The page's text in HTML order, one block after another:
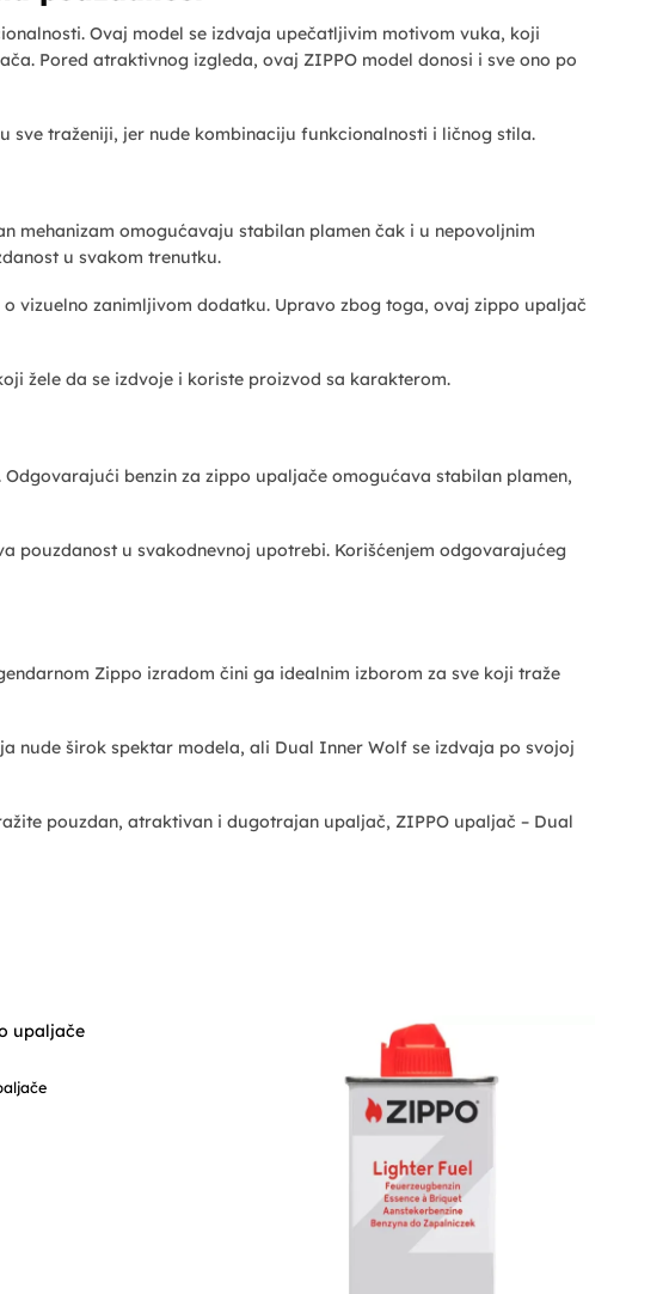
Ovaj model se izdvaja upečatljivim motivom vuka, koji
Pored atraktivnog izgleda, ovaj ZIPPO model donosi i sve ono po
traženiji, jer nude kombinaciju funkcionalnosti i ličnog stila.
mehanizam omogućavaju stabilan plamen čak i u nepovoljnim
u svakom trenutku.
vizuelno zanimljivom dodatku. Upravo zbog toga, ovaj zippo upaljač
žele da se izdvoje i koriste proizvod sa karakterom.
benzin za zippo upaljače omogućava stabilan plamen,
pouzdanost u svakodnevnoj upotrebi. Korišćenjem odgovarajućeg
Zippo izradom čini ga idealnim izborom za sve koji traže
nude širok spektar modela, ali Dual Inner Wolf se izdvaja po svojoj
pouzdan, atraktivan i dugotrajan upaljač, ZIPPO upaljač – Dual